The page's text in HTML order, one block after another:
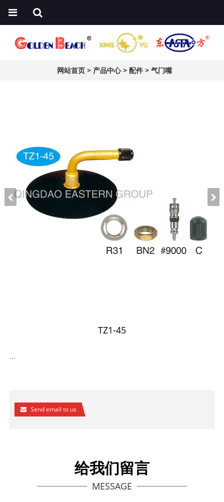
网站首页> 产品中心> 配件> 气门嘴
TZ1-45
...
Send email to us
给我们留言
MESSAGE